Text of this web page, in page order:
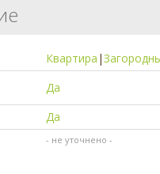
Квартира |
Да
Да
- не уточнено -